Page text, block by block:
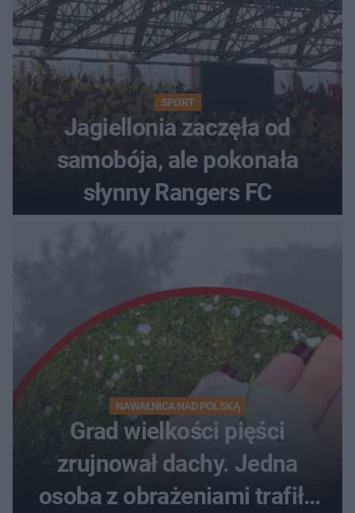
SPORT
Jagiellonia zaczęła od
samobója, ale pokonała
słynny Rangers FC
NAWAŁNICA NAD POLSKĄ
Grad wielkości pięści
zrujnował dachy. Jedna
osoba z obrażeniami trafiła